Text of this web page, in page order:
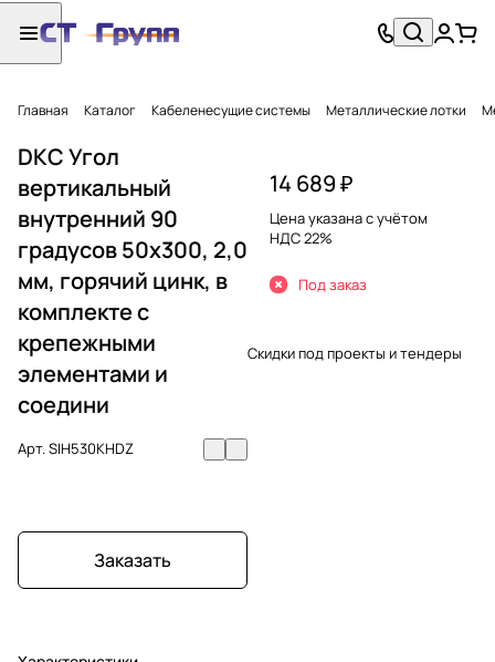
Главная Каталог Кабеленесущие системы Металлические лотки
DKC Угол
вертикальный
внутренний 90
градусов 50х300, 2,0
мм, горячий цинк, в
комплекте с
крепежными
элементами и
соедини
Арт.SIH530KHDZ
Заказать
14 689 ₽
Цена указана с учётом
НДС 22%
Под заказ
Скидки под проекты и тендеры